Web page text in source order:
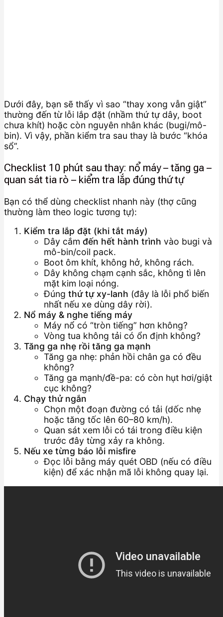
Dưới đây, bạn sẽ thấy vì sao “thay xong vẫn giật”
thường đến từ lỗi lắp đặt (nhầm thứ tự dây, boot
chưa khít) hoặc còn nguyên nhân khác (bugi/mô-
bin). Vì vậy, phần kiểm tra sau thay là bước “khóa
sổ”.
Checklist 10 phút sau thay: nổ máy – tăng ga –
quan sát tia rò – kiểm tra lắp đúng thứ tự
Bạn có thể dùng checklist nhanh này (thợ cũng
thường làm theo logic tương tự):
Kiểm tra lắp đặt (khi tắt máy)
Dây cắm đến hết hành trình vào bugi và
mô-bin/coil pack.
Boot ôm khít, không hở, không rách.
Dây không chạm cạnh sắc, không tì lên
mặt kim loại nóng.
Đúng thứ tự xy-lanh (đây là lỗi phổ biến
nhất nếu xe dùng dây rời).
Nổ máy & nghe tiếng máy
Máy nổ có “tròn tiếng” hơn không?
Vòng tua không tải có ổn định không?
Tăng ga nhẹ rồi tăng ga mạnh
Tăng ga nhẹ: phản hồi chân ga có đều
không?
Tăng ga mạnh/đề-pa: có còn hụt hơi/giật
cục không?
Chạy thử ngắn
Chọn một đoạn đường có tải (dốc nhẹ
hoặc tăng tốc lên 60–80 km/h).
Quan sát xem lỗi có tái trong điều kiện
trước đây từng xảy ra không.
Nếu xe từng báo lỗi misfire
Đọc lỗi bằng máy quét OBD (nếu có điều
kiện) để xác nhận mã lỗi không quay lại.